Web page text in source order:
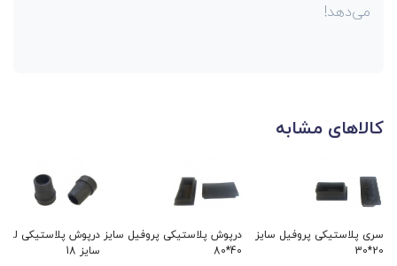
می‌دهد!
کالاهای مشابه
سری پلاستیکی پروفیل سایز
20*30
درپوش پلاستیکی پروفیل سایز
40*80
درپوش پلاستیکی
سایز 18